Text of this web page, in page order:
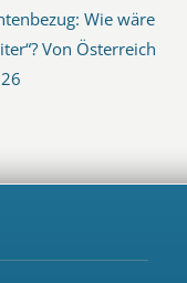
Wie wäre
Von Österreich